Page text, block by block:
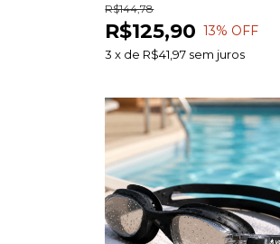
Alongamento
R$125,90
R$144,78
13% OFF
3 x de R$41,97 sem juros